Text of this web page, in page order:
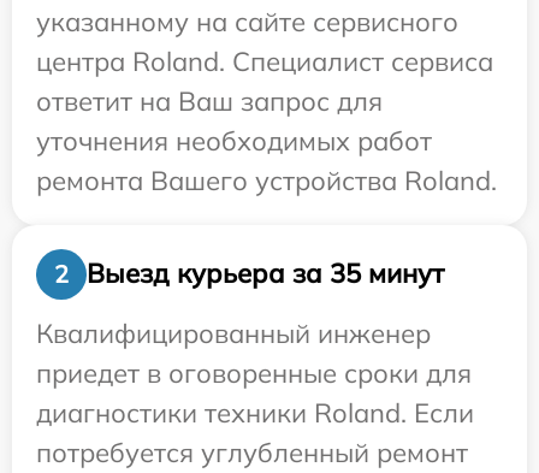
указанному на сайте сервисного
центра Roland. Специалист сервиса
ответит на Ваш запрос для
уточнения необходимых работ
ремонта Вашего устройства Roland.
2
Выезд курьера за 35 минут
Квалифицированный инженер
приедет в оговоренные сроки для
диагностики техники Roland. Если
потребуется углубленный ремонт